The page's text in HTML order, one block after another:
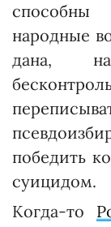
народные
дана,
победить
суицидом.
Когда-то